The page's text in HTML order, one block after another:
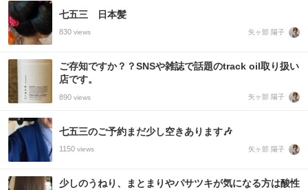
七五三 日本髪
830 views 矢ヶ部 陽子
ご存知ですか？？SNSや雑誌で話題のtrack oil取り扱い
店です。
890 views 矢ヶ部 陽子
七五三のご予約まだ少し空きあります🎶
1150 views 矢ヶ部 陽子
少しのうねり、まとまりやパサツキが気になる方は酸性